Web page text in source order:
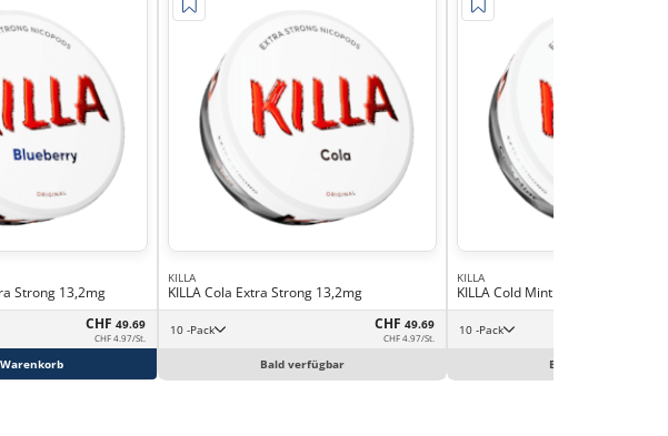
Strong 13,2mg
CHF 49.69
CHF 4.97/St.
KILLA
KILLA Cola Extra Strong 13,2mg
10 -Pack CHF 49.69
CHF 4.97/St.
Bald verfügbar
KILLA
KILLA Cold Mint Extra Strong
10 -Pack
Bald verfügbar